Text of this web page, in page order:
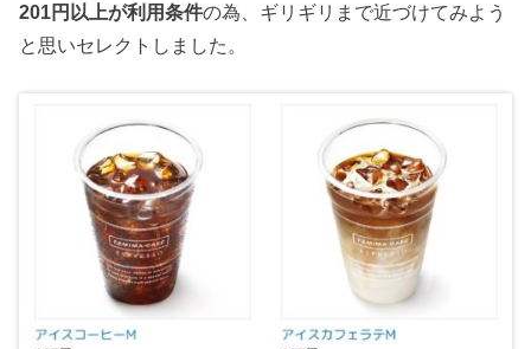
201円以上が利用条件の為、ギリギリまで近づけてみよう
と思いセレクトしました。